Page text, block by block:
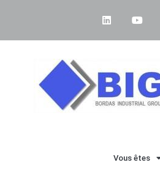
Vous êtes